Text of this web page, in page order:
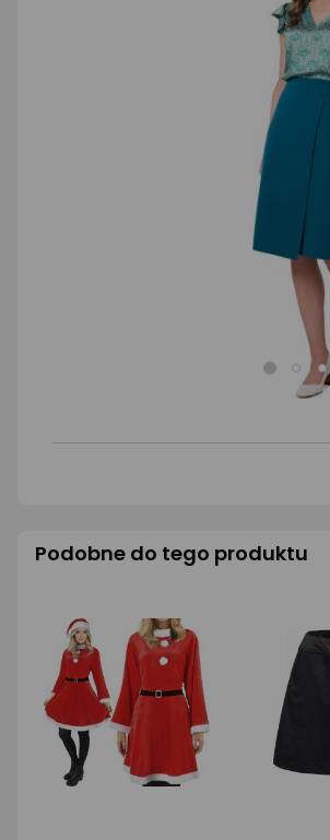
Podobne do tego produktu